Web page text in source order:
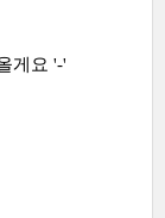
게요 '-'